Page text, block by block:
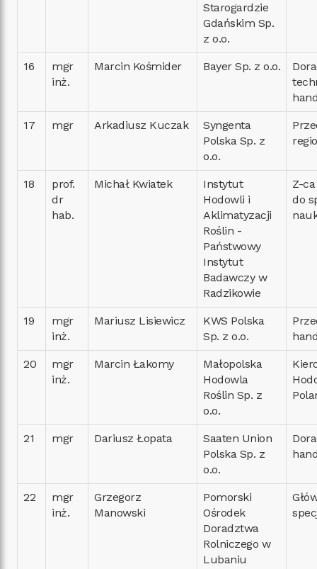
Starogardzie
Gdańskim Sp.
z o.o.
16
mgr
inż.
Marcin Kośmider Bayer Sp. z o.o.
17 mgr Arkadiusz Kuczak
Syngenta
Polska Sp. z
o.o.
18
prof.
dr
hab.
Michał Kwiatek
Instytut
Hodowli i
Aklimatyzacji
Roślin -
Państwowy
Instytut
Badawczy w
Radzikowie
Z-
do
19
mgr
inż.
Mariusz Lisiewicz
KWS Polska
Sp. z o.o.
20
mgr
inż.
Marcin Łakomy
Małopolska
Hodowla
Roślin Sp. z
o.o.
21 mgr Dariusz Łopata
Saaten Union
Polska Sp. z
o.o.
22
mgr
inż.
Grzegorz
Manowski
Pomorski
Ośrodek
Doradztwa
Rolniczego w
Lubaniu